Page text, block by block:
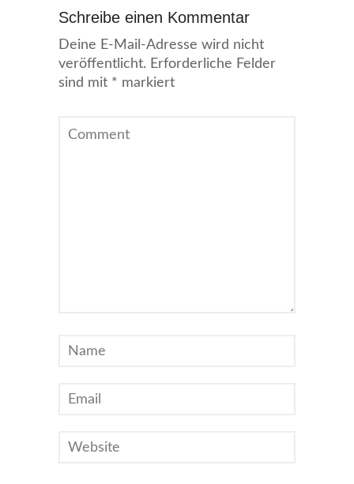
Schreibe einen Kommentar
Deine E-Mail-Adresse wird nicht
veröffentlicht. Erforderliche Felder
sind mit * markiert